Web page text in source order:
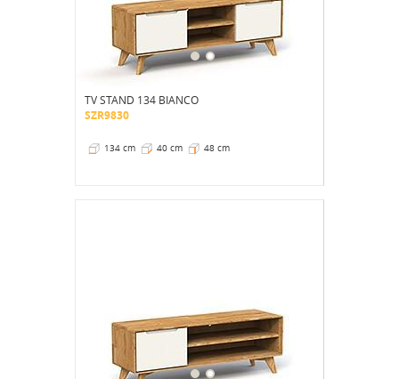
TV STAND 134 BIANCO
SZR9830
134 cm 40 cm 48 cm